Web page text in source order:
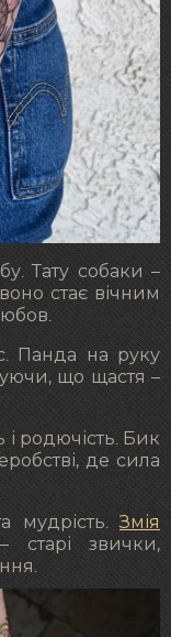
Тату собаки –
стає вічним
Панда на руку
що щастя –
і родючість. Бик
де сила
мудрість.Змія
звички,